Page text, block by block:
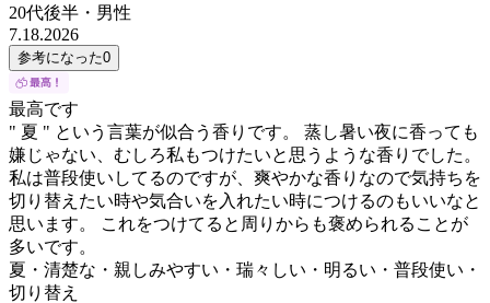
20代後半 ・ 男性
7.18.2026
参考になった0
最高です
" 夏 " という言葉が似合う香りです。 蒸し暑い夜に香っても
嫌じゃない、むしろ私もつけたいと思うような香りでした。
私は普段使いしてるのですが、爽やかな香りなので気持ちを
切り替えたい時や気合いを入れたい時につけるのもいいなと
思います。 これをつけてると周りからも褒められることが
多いです。
夏・清楚な・親しみやすい・瑞々しい・明るい・普段使い・
切り替え